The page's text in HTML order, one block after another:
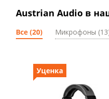
Austrian Audio в
Все (20) Микрофоны
Уценка